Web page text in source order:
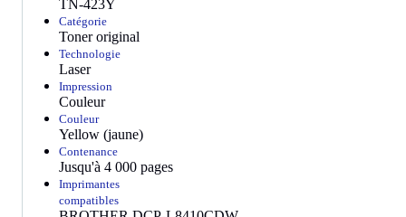
TN-423Y
Catégorie
Toner original
Technologie
Laser
Impression
Couleur
Couleur
Yellow (jaune)
Contenance
Jusqu'à 4 000 pages
Imprimantes
compatibles